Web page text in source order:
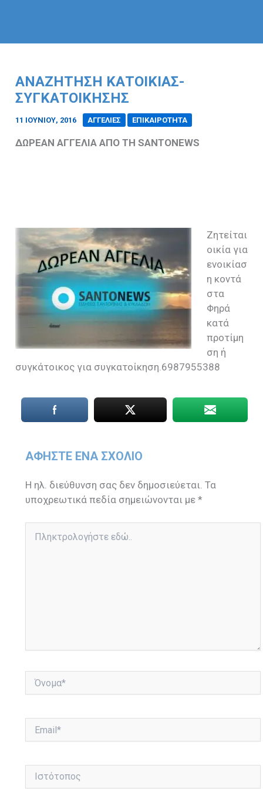
ΑΝΑΖΗΤΗΣΗ ΚΑΤΟΙΚΙΑΣ-
ΣΥΓΚΑΤΟΙΚΗΣΗΣ
11 ΙΟΥΝΊΟΥ, 2016 ΑΓΓΕΛΙΕΣ ΕΠΙΚΑΙΡΟΤΗΤΑ
ΔΩΡΕΑΝ ΑΓΓΕΛΙΑ ΑΠΟ ΤΗSANTONEWS
Ζητείται
οικία για
ενοικίασ
η κοντά
στα
Φηρά
κατά
προτίμη
ση ή
συγκάτοικος για συγκατοίκηση.6987955388
ΑΦΉΣΤΕ ΈΝΑ ΣΧΌΛΙΟ
Η ηλ. διεύθυνση σας δεν δημοσιεύεται. Τα
υποχρεωτικά πεδία σημειώνονται με*
εδώ..
Όνομα*
Ιστότοπος